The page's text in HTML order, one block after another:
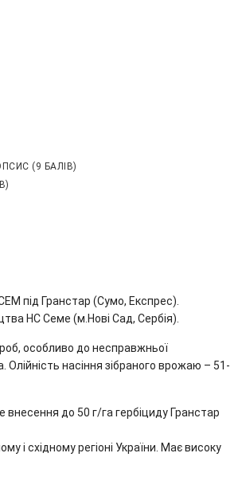
(9 БАЛІВ)
під Гранстар (Сумо, Експрес).
НС Семе (м.Нові Сад, Сербія).
особливо до несправжньої
насіння зібраного врожаю – 51-
до 50 г/га гербіциду Гранстар
і східному регіоні України. Має високу